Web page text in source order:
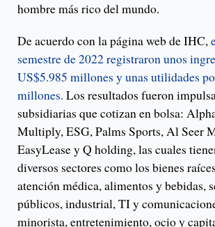
hombre más rico del mundo.
De acuerdo con la página web de IHC,
semestre de 2022 registraron unos
US$5.985 millones y unas utilidades
millones. Los resultados fueron
subsidiarias que cotizan en bolsa:
Multiply, ESG, Palms Sports, Al Seer
EasyLease y Q holding, las cuales
diversos sectores como los bienes
atención médica, alimentos y bebidas,
públicos, industrial, TI y
minorista, entretenimiento, ocio y